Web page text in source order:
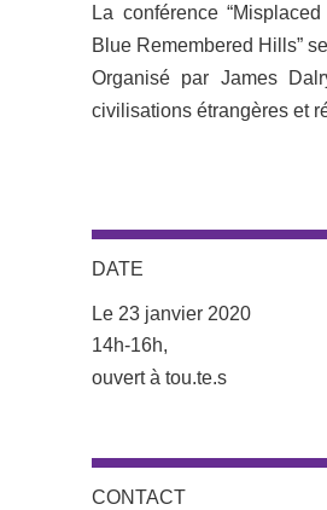
La conférence
Blue Remembered Hills”
Organisé par James
civilisations étrangères et
DATE
Le 23 janvier 2020
Complément date
14h-16h,
ouvert à tou.te.s
CONTACT